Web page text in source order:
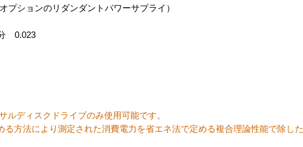
プションのリダンダントパワーサプライ）
0.023
ディスクドライブのみ使用可能です。
方法により測定された消費電力を省エネ法で定める複合理論性能で除した